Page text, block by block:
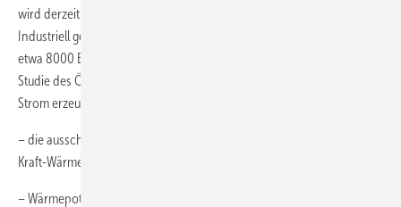
wird derzeit von den Anbietern kaum kommuniziert. Zum Vergleich:
Industriell genutzte BHKW werden meist erst dann realisiert, wenn
etwa 8000 Betriebsstunden pro Jahr garantiert werden können. Eine
Studie des Öko-Instituts warnt deshalb vor zu viel Euphorie bei der
Strom erzeugenden Heizung. Auszüge aus der Studie:
– die ausschließliche Stromeinspeisung ist trotz Novellierung des
Kraft-Wärme-Kopplungsgesetzes nicht wirtschaftlich
– Wärmepotenziale ohne Stromabnahme vor Ort können durch